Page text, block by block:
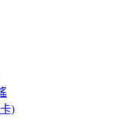
)